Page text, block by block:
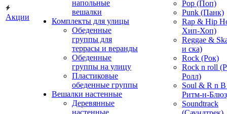
Акции
напольные
вешалки
Комплекты для улицы
Обеденные
группы для
террасы и веранды
Обеденные
группы на улицу
Пластиковые
обеденные группы
Вешалки настенные
Деревянные
настенные
Pop (Поп)
Punk (Панк)
Rap & Hip
Хип-Хоп)
Reggae &
и ска)
Rock (Рок)
Rock n roll
Ролл)
Soul & R n
Ритм-н-
Soundtrack